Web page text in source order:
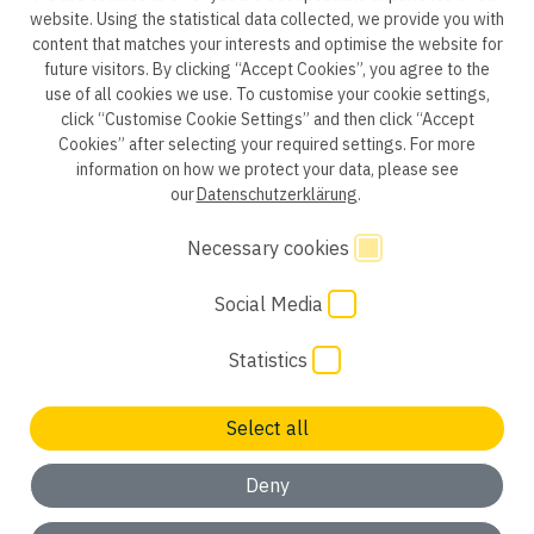
Not found a suitable job? We are looking forward to your
ok, understood
ep life science
Privacy policy B2B Privacy policy Consent
Whistleblower system
GTC Code of Conduct
website. Using the statistical data collected, we provide you with
content that matches your interests and optimise the website for
future visitors. By clicking “Accept Cookies”, you agree to the
use of all cookies we use. To customise your cookie settings,
click “Customise Cookie Settings” and then click “Accept
Cookies” after selecting your required settings. For more
information on how we protect your data, please see
ourDatenschutzerklärung.
Necessary cookies
Social Media
Statistics
Select all
Deny